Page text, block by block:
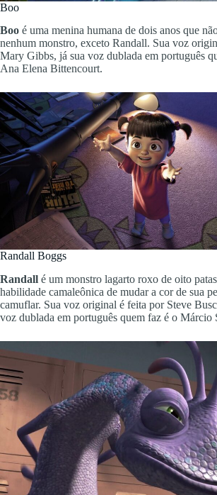
Boo
Boo é uma menina humana de dois anos que
nenhum monstro, exceto Randall. Sua voz
Mary Gibbs, já sua voz dublada em português
Ana Elena Bittencourt.
Randall Boggs
Randall é um monstro lagarto roxo de oito
habilidade camaleônica de mudar a cor de sua
camuflar. Sua voz original é feita por Steve
voz dublada em português quem faz é o Márcio